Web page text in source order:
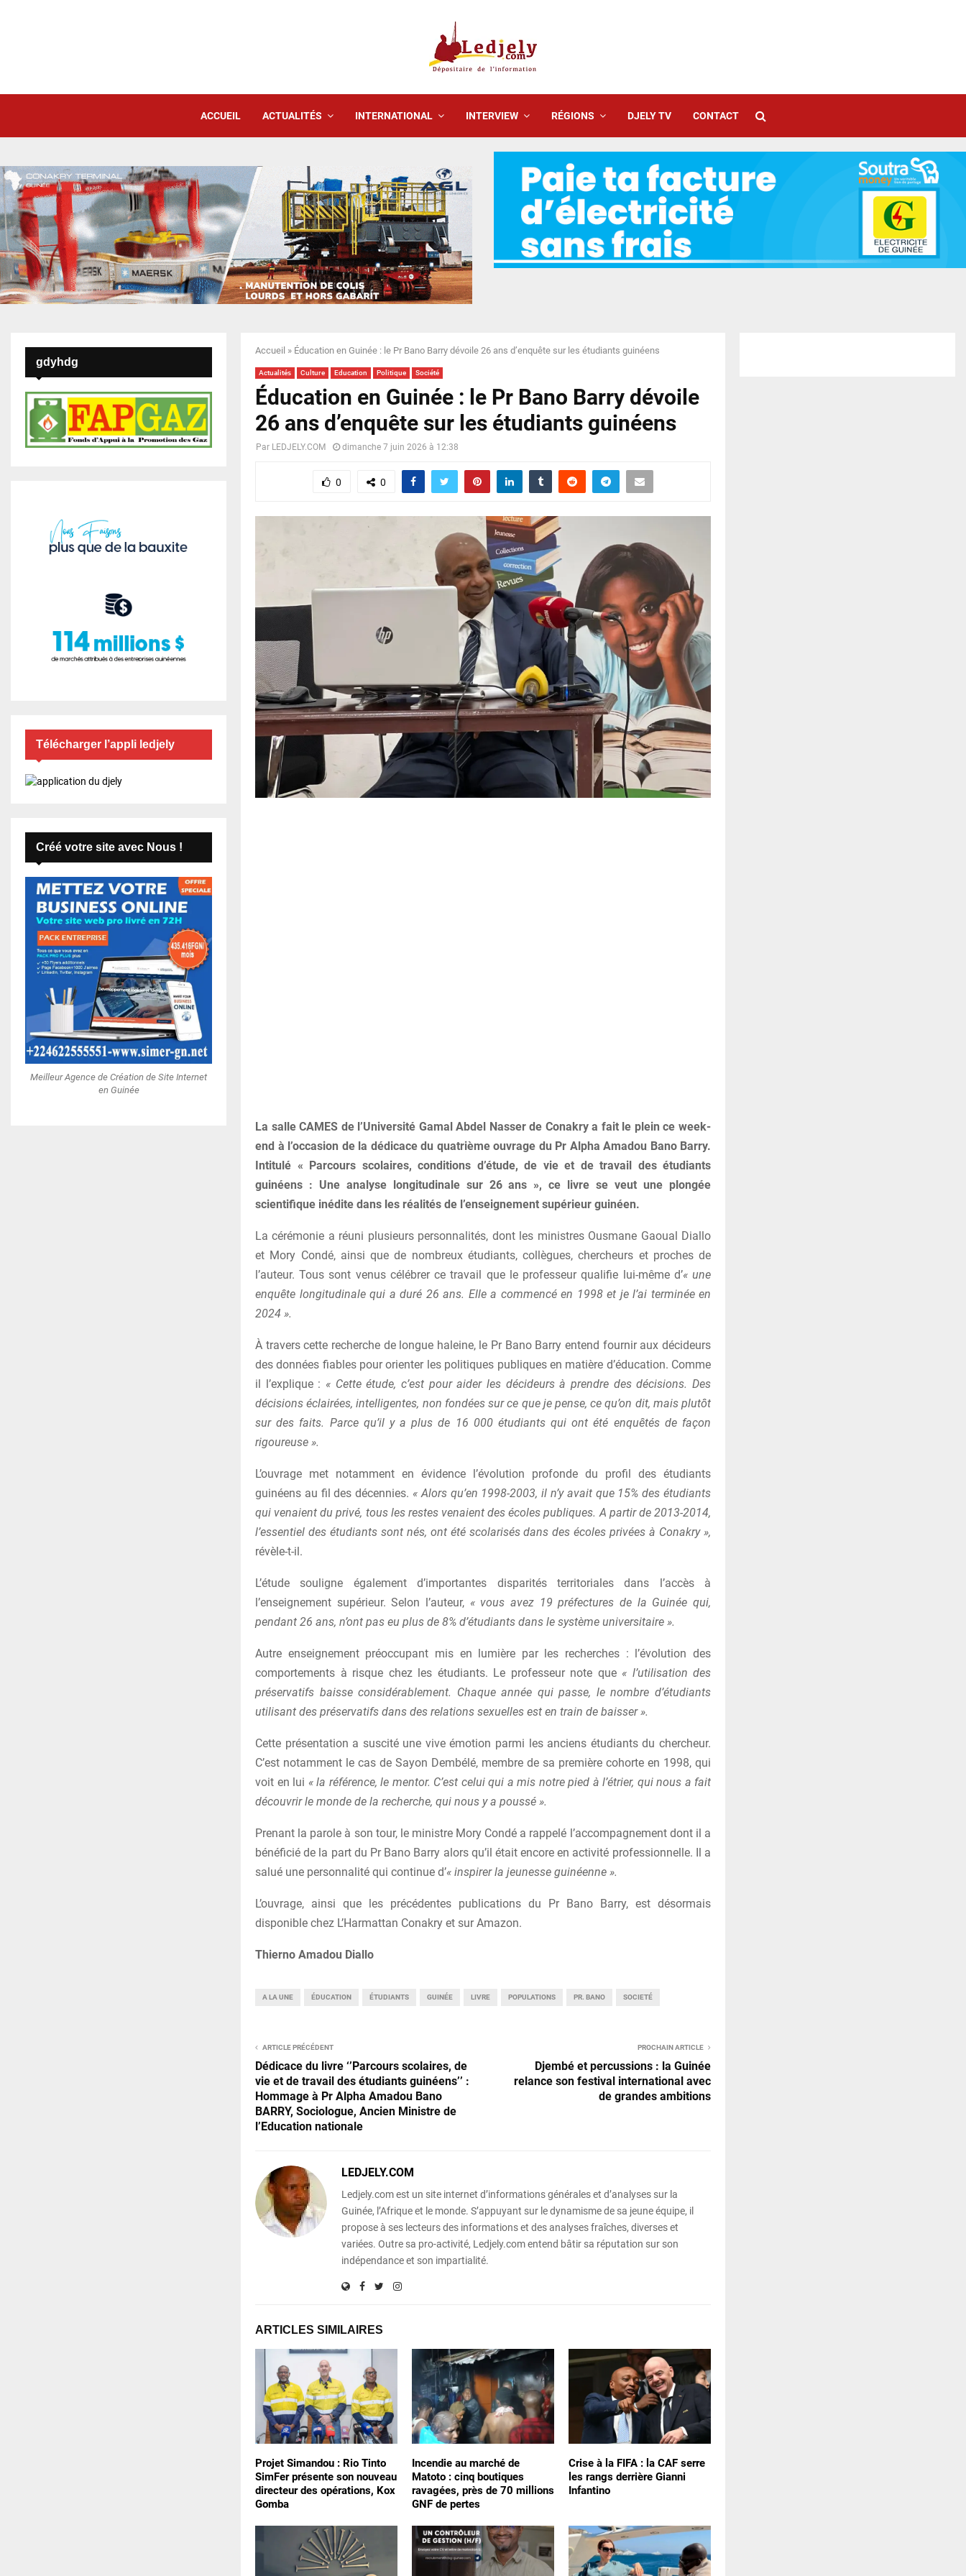
ACCUEIL ACTUALITÉS INTERNATIONAL INTERVIEW RÉGIONS DJELY TV CONTACT
Accueil » Éducation en Guinée : le Pr Bano Barry dévoile 26 ans d’enquête sur les étudiants guinéens
Actualités Culture Education Politique Société
Éducation en Guinée : le Pr Bano Barry dévoile
26 ans d’enquête sur les étudiants guinéens
Par LEDJELY.COM dimanche 7 juin 2026 à 12:38
0 0
La salle CAMES de l’Université Gamal Abdel Nasser de Conakry a fait le plein ce week-
end à l’occasion de la dédicace du quatrième ouvrage du Pr Alpha Amadou Bano Barry.
Intitulé « Parcours scolaires, conditions d’étude, de vie et de travail des étudiants
guinéens : Une analyse longitudinale sur 26 ans », ce livre se veut une plongée
scientifique inédite dans les réalités de l’enseignement supérieur guinéen.
La cérémonie a réuni plusieurs personnalités, dont les ministres Ousmane Gaoual Diallo
et Mory Condé, ainsi que de nombreux étudiants, collègues, chercheurs et proches de
l’auteur. Tous sont venus célébrer ce travail que le professeur qualifie lui-même d’« une
enquête longitudinale qui a duré 26 ans. Elle a commencé en 1998 et je l’ai terminée en
2024 ».
À travers cette recherche de longue haleine, le Pr Bano Barry entend fournir aux décideurs
des données fiables pour orienter les politiques publiques en matière d’éducation. Comme
il l’explique : « Cette étude, c’est pour aider les décideurs à prendre des décisions. Des
décisions éclairées, intelligentes, non fondées sur ce que je pense, ce qu’on dit, mais plutôt
sur des faits. Parce qu’il y a plus de 16 000 étudiants qui ont été enquêtés de façon
rigoureuse ».
L’ouvrage met notamment en évidence l’évolution profonde du profil des étudiants
guinéens au fil des décennies. « Alors qu’en 1998-2003, il n’y avait que 15% des étudiants
qui venaient du privé, tous les restes venaient des écoles publiques. A partir de 2013-2014,
l’essentiel des étudiants sont nés, ont été scolarisés dans des écoles privées à Conakry »,
révèle-t-il.
L’étude souligne également d’importantes disparités territoriales dans l’accès à
l’enseignement supérieur. Selon l’auteur, « vous avez 19 préfectures de la Guinée qui,
pendant 26 ans, n’ont pas eu plus de 8% d’étudiants dans le système universitaire ».
Autre enseignement préoccupant mis en lumière par les recherches : l’évolution des
comportements à risque chez les étudiants. Le professeur note que« l’utilisation des
préservatifs baisse considérablement. Chaque année qui passe, le nombre d’étudiants
utilisant des préservatifs dans des relations sexuelles est en train de baisser ».
Cette présentation a suscité une vive émotion parmi les anciens étudiants du chercheur.
C’est notamment le cas de Sayon Dembélé, membre de sa première cohorte en 1998, qui
voit en lui « la référence, le mentor. C’est celui qui a mis notre pied à l’étrier, qui nous a fait
découvrir le monde de la recherche, qui nous y a poussé ».
Prenant la parole à son tour, le ministre Mory Condé a rappelé l’accompagnement dont il a
bénéficié de la part du Pr Bano Barry alors qu’il était encore en activité professionnelle. Il a
salué une personnalité qui continue d’« inspirer la jeunesse guinéenne ».
L’ouvrage, ainsi que les précédentes publications du Pr Bano Barry, est désormais
disponible chez L’Harmattan Conakry et sur Amazon.
Thierno Amadou Diallo
A LA UNE ÉDUCATION ÉTUDIANTS GUINÉE LIVRE POPULATIONS PR. BANO SOCIETÉ
ARTICLE PRÉCÉDENT
Dédicace du livre ‘’Parcours scolaires, de
vie et de travail des étudiants guinéens’’ :
Hommage à Pr Alpha Amadou Bano
BARRY, Sociologue, Ancien Ministre de
l’Education nationale
PROCHAIN ARTICLE
Djembé et percussions : la Guinée
relance son festival international avec
de grandes ambitions
LEDJELY.COM
Ledjely.com est un site internet d’informations générales et d’analyses sur la
Guinée, l’Afrique et le monde. S’appuyant sur le dynamisme de sa jeune équipe, il
propose à ses lecteurs des informations et des analyses fraîches, diverses et
variées. Outre sa pro-activité, Ledjely.com entend bâtir sa réputation sur son
indépendance et son impartialité.
ARTICLES SIMILAIRES
Projet Simandou : Rio Tinto
SimFer présente son nouveau
directeur des opérations, Kox
Gomba
Incendie au marché de
Matoto : cinq boutiques
ravagées, près de 70 millions
GNF de pertes
Crise à la FIFA : la CAF serre
les rangs derrière Gianni
Infantino
gdyhdg
Télécharger l’appli ledjely
Créé votre site avec Nous !
Meilleur Agence de Création de Site Internet
en Guinée